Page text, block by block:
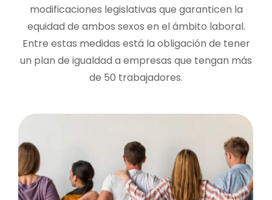
modificaciones legislativas que garanticen la
equidad de ambos sexos en el ámbito laboral.
Entre estas medidas está la obligación de tener
un plan de igualdad a empresas que tengan más
de 50 trabajadores.